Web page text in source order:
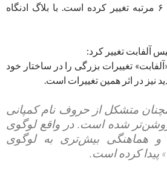
از سال ۱۹۹۹ تا به حال، ۶ مرتبه تغییر کرده است. با بلاگ ادنگاه
آلفابت تغییر کرد:
تغییرات بزرگی را در ساختار خود
نیز در اثر همین تغییرات است.
متشکل از حروف نام کمپانی
شده است. در واقع لوگوی
هماهنگی بیش‌تری به لوگوی
پیدا کرده است.